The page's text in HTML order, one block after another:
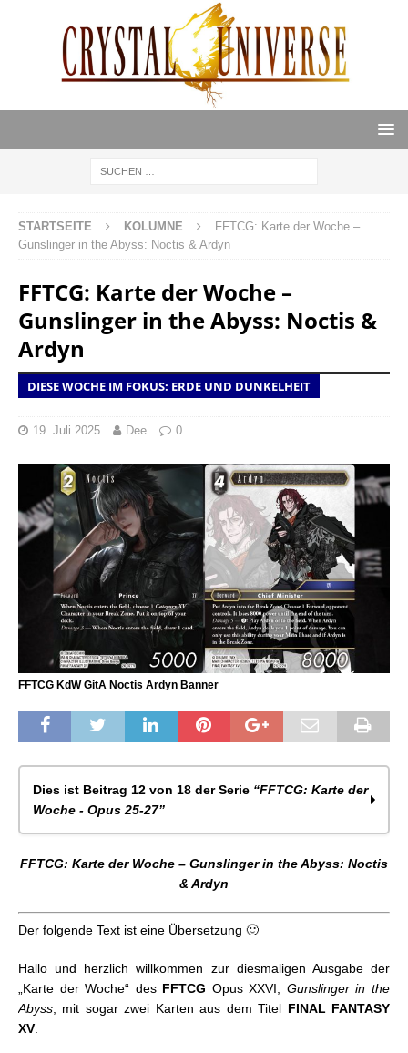
STARTSEITE KOLUMNE
FFTCG: Karte der Woche –
Gunslinger in the Abyss: Noctis & Ardyn
FFTCG: Karte der Woche –
Gunslinger in the Abyss: Noctis &
Ardyn
DIESE WOCHE IM FOKUS: ERDE UND DUNKELHEIT
19. Juli 2025 Dee 0
FFTCG KdW GitA Noctis Ardyn Banner
Dies ist Beitrag 12 von 18 der Serie “FFTCG: Karte der
Woche - Opus 25-27”
FFTCG: Karte der Woche – Tears of the Planet: Reno
FFTCG: Karte der Woche – Tears of the Planet: Meia
FFTCG: Karte der Woche – Tears of the Planet:
Eisenfresser & Volker
Vegnagun
FFTCG: Karte der Woche – Tears of the Planet:
Sephiroth
FFTCG: Karte der Woche – Gunslinger in the Abyss: Noctis
& Ardyn
Der folgende Text ist eine Übersetzung 🙂
Hallo und herzlich willkommen zur diesmaligen Ausgabe der
„Karte der Woche“ des FFTCG Opus XXVI,
Gunslinger in the
Abyss , mit sogar zwei Karten aus dem Titel FINAL FANTASY
XV